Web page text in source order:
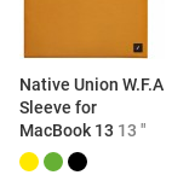
Native Union W.F.A
Sleeve for
MacBook 13 13 "